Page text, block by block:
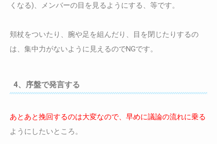
くなる)、メンバーの目を見るようにする、等です。
頬杖をついたり、腕や足を組んだり、目を閉じたりするの
は、集中力がないように見えるのでNGです。
4、序盤で発言する
あとあと挽回するのは大変なので、早めに議論の流れに乗る
ようにしたいところ。